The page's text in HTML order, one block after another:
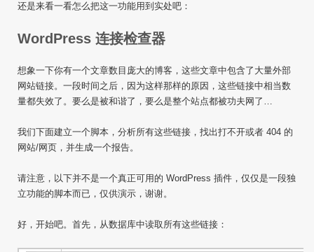
还是来看一看怎么把这一功能用到实处吧：
WordPress 连接检查器
想象一下你有一个文章数目庞大的博客，这些文章中包含了大量外部
网站链接。一段时间之后，因为这样那样的原因，这些链接中相当数
量都失效了。要么是被和谐了，要么是整个站点都被功夫网了…
我们下面建立一个脚本，分析所有这些链接，找出打不开或者 404 的
网站/网页，并生成一个报告。
请注意，以下并不是一个真正可用的 WordPress 插件，仅仅是一段独
立功能的脚本而已，仅供演示，谢谢。
好，开始吧。首先，从数据库中读取所有这些链接：